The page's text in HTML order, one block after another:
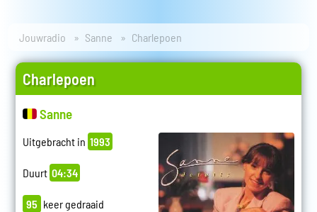
Jouwradio Sanne Charlepoen
Charlepoen
Sanne
Uitgebracht in 1993
Duurt 04:34
95 keer gedraaid